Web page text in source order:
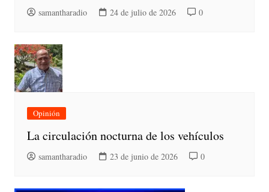
samantharadio 24 de julio de 2026 0
Opinión
La circulación nocturna de los vehículos
samantharadio 23 de junio de 2026 0